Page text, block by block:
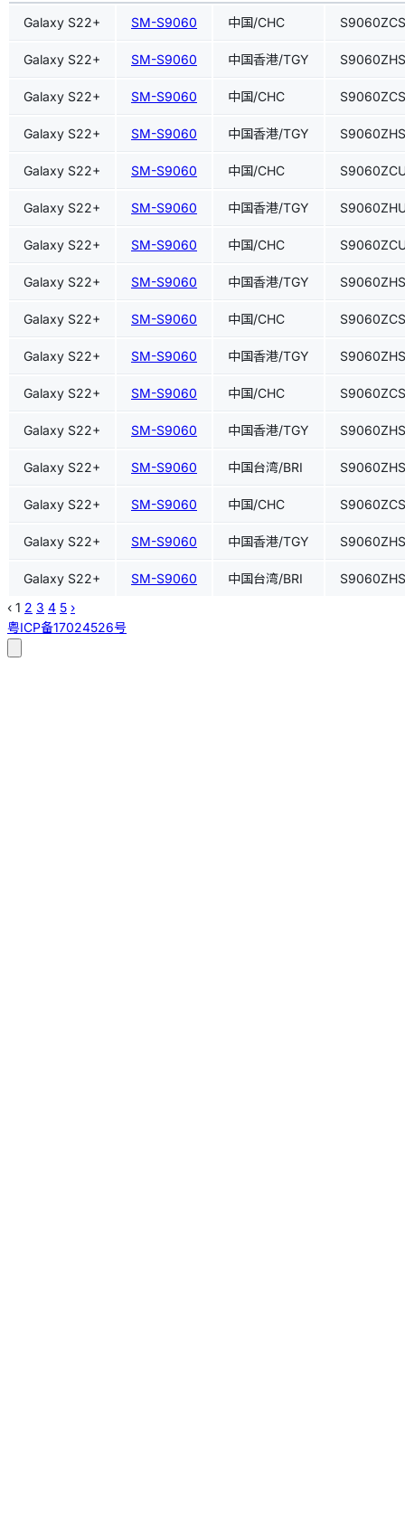
Galaxy S22+ SM-S9060 中国/CHC
Galaxy S22+ SM-S9060 中国香港/TGY
Galaxy S22+ SM-S9060 中国/CHC
Galaxy S22+ SM-S9060 中国香港/TGY
Galaxy S22+ SM-S9060 中国/CHC
Galaxy S22+ SM-S9060 中国香港/TGY
Galaxy S22+ SM-S9060 中国/CHC
Galaxy S22+ SM-S9060 中国香港/TGY
Galaxy S22+ SM-S9060 中国/CHC
Galaxy S22+ SM-S9060 中国香港/TGY
Galaxy S22+ SM-S9060 中国/CHC
Galaxy S22+ SM-S9060 中国香港/TGY
Galaxy S22+ SM-S9060 中国台湾/BRI
Galaxy S22+ SM-S9060 中国/CHC
Galaxy S22+ SM-S9060 中国香港/TGY
Galaxy S22+ SM-S9060 中国台湾/BRI
‹ 1 2 3 4 5 ›
粤ICP备17024526号